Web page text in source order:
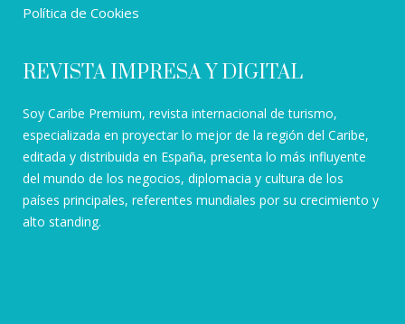
Política de Cookies
REVISTA IMPRESA Y DIGITAL
Soy Caribe Premium, revista internacional de turismo,
especializada en proyectar lo mejor de la región del Caribe,
editada y distribuida en España, presenta lo más influyente
del mundo de los negocios, diplomacia y cultura de los
países principales, referentes mundiales por su crecimiento y
alto standing.